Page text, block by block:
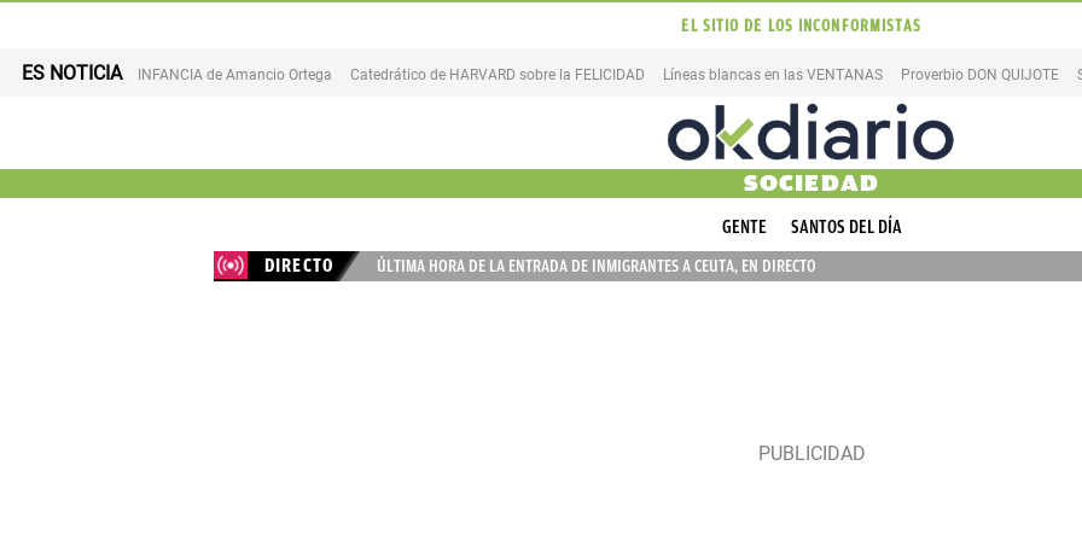
EL SITIO DE LOS INCONFORMISTAS
ES NOTICIA INFANCIA de Amancio Ortega Catedrático de HARVARD sobre la FELICIDAD Líneas blancas en las VENTANAS Proverbio DON QUIJOTE
SOCIEDAD
GENTE
SANTOS DEL DÍA
DIRECTO
ÚLTIMA HORA DE LA ENTRADA DE INMIGRANTES A CEUTA, EN DIRECTO